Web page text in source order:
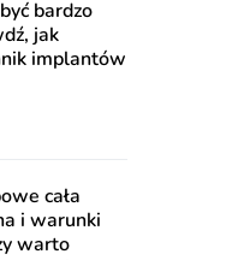
bardzo
jak
implantów
cała
i warunki
warto